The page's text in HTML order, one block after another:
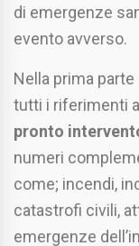
di emergenze
evento avverso.
Nella prima
tutti i riferimenti
pronto
numeri
come; incendi,
catastrofi civili,
emergenze